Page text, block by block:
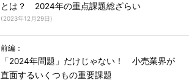
とは？ 2024年の重点課題総ざらい
(2023年12月29日)
前編：
「2024年問題」だけじゃない！ 小売業界が
直面するいくつもの重要課題